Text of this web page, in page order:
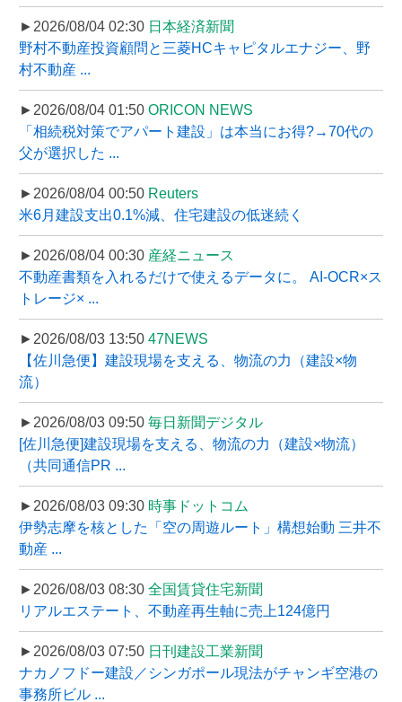
►2026/08/04 02:30 日本経済新聞
野村不動産投資顧問と三菱HCキャピタルエナジー、野
村不動産 ...
►2026/08/04 01:50 ORICON NEWS
「相続税対策でアパート建設」は本当にお得?→70代の
父が選択した ...
►2026/08/04 00:50 Reuters
米6月建設支出0.1%減、住宅建設の低迷続く
►2026/08/04 00:30 産経ニュース
不動産書類を入れるだけで使えるデータに。 AI-OCR×ス
トレージ× ...
►2026/08/03 13:50 47NEWS
【佐川急便】建設現場を支える、物流の力（建設×物
流）
►2026/08/03 09:50 毎日新聞デジタル
[佐川急便]建設現場を支える、物流の力（建設×物流）
（共同通信PR ...
►2026/08/03 09:30 時事ドットコム
伊勢志摩を核とした「空の周遊ルート」構想始動 三井不
動産 ...
►2026/08/03 08:30 全国賃貸住宅新聞
リアルエステート、不動産再生軸に売上124億円
►2026/08/03 07:50 日刊建設工業新聞
ナカノフドー建設／シンガポール現法がチャンギ空港の
事務所ビル ...